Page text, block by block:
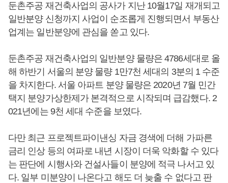
둔촌주공 재건축사업의 공사가 지난 10월17일 재개되고
일반분양 신청까지 사업이 순조롭게 진행되면서 부동산
업계는 일반분양에 관심을 쏟고 있다.
둔촌주공 재건축사업의 일반분양 물량은 4786세대로 올
해 하반기 서울의 분양 물량 1만7천 세대의 3분의 1 수준
을 차지한다. 서울 아파트 분양 물량은 2020년 7월 민간
택지 분양가상한제가 본격적으로 시작되며 급감했다. 2
021년에는 9천 세대 수준을 보였다.
다만 최근 프로젝트파이낸싱 자금 경색에 더해 가파른
금리 인상 등의 여파로 내년 시장이 더욱 악화할 수 있다
는 판단에 시행사와 건설사들이 분양에 적극 나서고 있
다. 일부 미분양이 나온다고 해도 더 늦출 수 없다고 판